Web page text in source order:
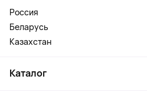
Россия
Беларусь
Казахстан
Каталог